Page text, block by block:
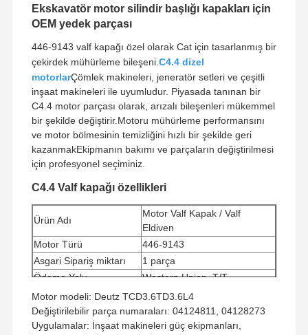
Ekskavatör motor silindir başlığı kapakları için
OEM yedek parçası
446-9143 valf kapağı özel olarak Cat için tasarlanmış bir
çekirdek mühürleme bileşeni. C4.4 dizel
motorlarÇömlek makineleri, jeneratör setleri ve çeşitli
inşaat makineleri ile uyumludur. Piyasada tanınan bir
C4.4 motor parçası olarak, arızalı bileşenleri mükemmel
bir şekilde değiştirir.Motoru mühürleme performansını
ve motor bölmesinin temizliğini hızlı bir şekilde geri
kazanmakEkipmanın bakımı ve parçaların değiştirilmesi
için profesyonel seçiminiz.
C4.4 Valf kapağı özellikleri
Ürün Adı
Motor Valf Kapak / Valf
Eldiven
Motor Türü
446-9143
Asgari Sipariş miktarı
1 parça
Ödeme Yolu
Western Union, T/T
Nakliye yöntemi
UPS/DHL/EMS/TNT/FedEx
Motor modeli: Deutz TCD3.6TD3.6L4
Değiştirilebilir parça numaraları: 04124811, 04128273
Uygulamalar: İnşaat makineleri güç ekipmanları,